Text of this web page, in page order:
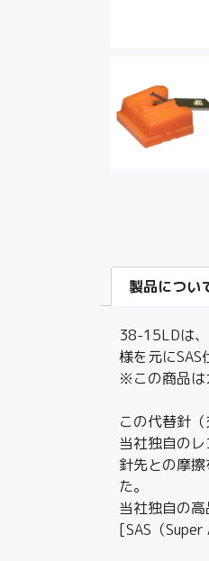
製品につい
38-15LDは
様を元にSAS
※この商品は
この代替針
当社独自の
針先との摩
た。
当社独自の高
[SAS（